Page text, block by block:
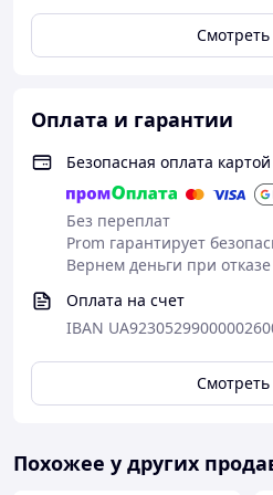
🟢 Преимущества
✔ Готовое отверстие –
✔ Мягкая структура — не
✔ Аккуратная подача хот-догов
Смотреть
Оплата и гарантии
Безопасная оплата картой
Без переплат
Prom гарантирует
Вернем деньги при
Оплата на счет
IBAN
Смотреть
Похожее у других